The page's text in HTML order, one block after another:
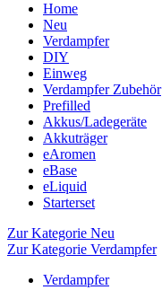
Home
Neu
Verdampfer
DIY
Einweg
Verdampfer Zubehör
Prefilled
Akkus/Ladegeräte
Akkuträger
eAromen
eBase
eLiquid
Starterset
Zur Kategorie Neu
Zur Kategorie Verdampfer
Verdampfer